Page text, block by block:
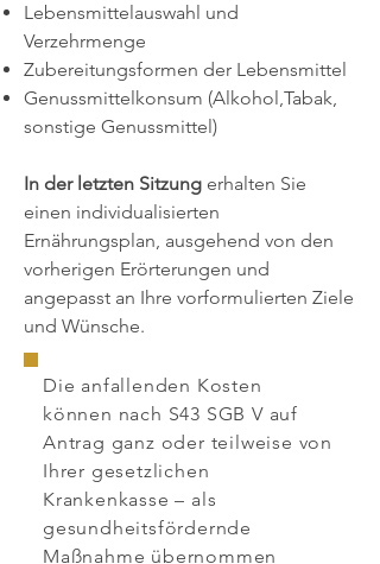
Lebensmittelauswahl und
Verzehrmenge
Zubereitungsformen der Lebensmittel
Genussmittelkonsum (Alkohol,Tabak,
sonstige Genussmittel)
In der letzten Sitzung erhalten Sie
einen individualisierten
Ernährungsplan, ausgehend von den
vorherigen Erörterungen und
angepasst an Ihre vorformulierten Ziele
und Wünsche.
Die anfallenden Kosten
können nach S43 SGB V auf
Antrag ganz oder teilweise von
Ihrer gesetzlichen
Krankenkasse – als
gesundheitsfördernde
Maßnahme übernommen